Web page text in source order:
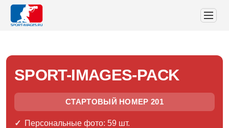
SPORT-IMAGES-PACK
СТАРТОВЫЙ НОМЕР 201
Персональные фото: 59 шт.